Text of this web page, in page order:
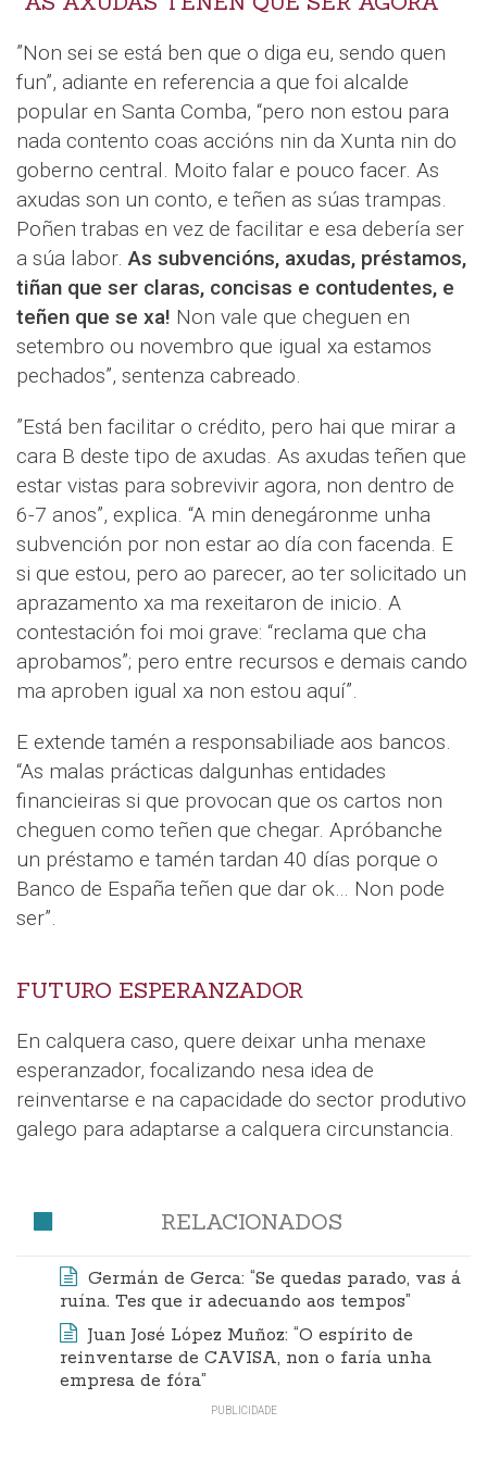
”Non sei se está ben que o diga eu, sendo quen
fun”, adiante en referencia a que foi alcalde
popular en Santa Comba, “pero non estou para
nada contento coas accións nin da Xunta nin do
goberno central. Moito falar e pouco facer. As
axudas son un conto, e teñen as súas trampas.
Poñen trabas en vez de facilitar e esa debería ser
a súa labor.As subvencións, axudas, préstamos,
tiñan que ser claras, concisas e contudentes, e
teñen que se xa! Non vale que cheguen en
setembro ou novembro que igual xa estamos
pechados”, sentenza cabreado.
”Está ben facilitar o crédito, pero hai que mirar a
cara B deste tipo de axudas. As axudas teñen que
estar vistas para sobrevivir agora, non dentro de
6-7 anos”, explica. “A min denegáronme unha
subvención por non estar ao día con facenda. E
si que estou, pero ao parecer, ao ter solicitado un
aprazamento xa ma rexeitaron de inicio. A
contestación foi moi grave: “reclama que cha
aprobamos”; pero entre recursos e demais cando
ma aproben igual xa non estou aquí”.
E extende tamén a responsabiliade aos bancos.
“As malas prácticas dalgunhas entidades
financieiras si que provocan que os cartos non
cheguen como teñen que chegar. Apróbanche
un préstamo e tamén tardan 40 días porque o
Banco de España teñen que dar ok… Non pode
ser”.
FUTURO ESPERANZADOR
En calquera caso, quere deixar unha menaxe
esperanzador, focalizando nesa idea de
reinventarse e na capacidade do sector produtivo
galego para adaptarse a calquera circunstancia.
RELACIONADOS
Germán de Gerca: “Se quedas parado, vas á
ruína. Tes que ir adecuando aos tempos”
Juan José López Muñoz: “O espírito de
reinventarse de CAVISA, non o faría unha
empresa de fóra”